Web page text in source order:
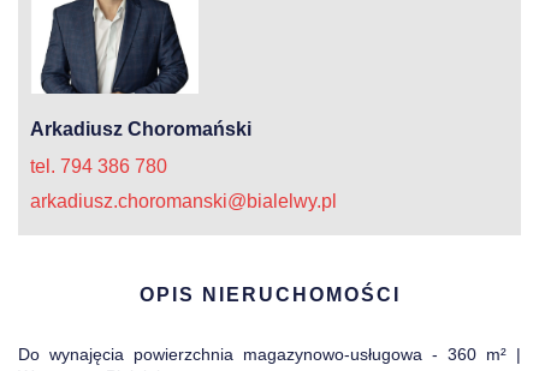
Arkadiusz Choromański
tel. 794 386 780
arkadiusz.choromanski@bialelwy.pl
OPIS NIERUCHOMOŚCI
Do wynajęcia powierzchnia magazynowo-usługowa - 360 m² |